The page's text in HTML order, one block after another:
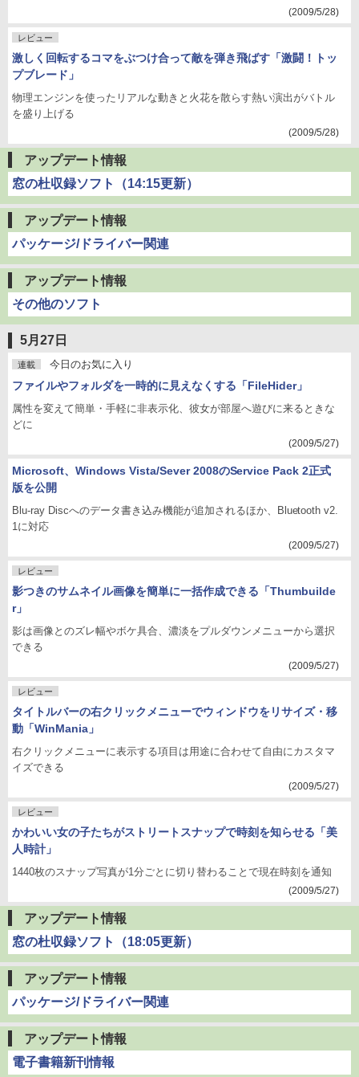
(2009/5/28)
レビュー
激しく回転するコマをぶつけ合って敵を弾き飛ばす「激闘！トッ
プブレード」
物理エンジンを使ったリアルな動きと火花を散らす熱い演出がバトル
を盛り上げる
(2009/5/28)
アップデート情報
窓の杜収録ソフト（14:15更新）
アップデート情報
パッケージ/ドライバー関連
アップデート情報
その他のソフト
5月27日
連載 今日のお気に入り
ファイルやフォルダを一時的に見えなくする「FileHider」
属性を変えて簡単・手軽に非表示化、彼女が部屋へ遊びに来るときな
どに
(2009/5/27)
Microsoft、Windows Vista/Sever 2008のService Pack 2正式
版を公開
Blu-ray Discへのデータ書き込み機能が追加されるほか、Bluetooth v2.
1に対応
(2009/5/27)
レビュー
影つきのサムネイル画像を簡単に一括作成できる「Thumbuilde
r」
影は画像とのズレ幅やボケ具合、濃淡をプルダウンメニューから選択
できる
(2009/5/27)
レビュー
タイトルバーの右クリックメニューでウィンドウをリサイズ・移
動「WinMania」
右クリックメニューに表示する項目は用途に合わせて自由にカスタマ
イズできる
(2009/5/27)
レビュー
かわいい女の子たちがストリートスナップで時刻を知らせる「美
人時計」
1440枚のスナップ写真が1分ごとに切り替わることで現在時刻を通知
(2009/5/27)
アップデート情報
窓の杜収録ソフト（18:05更新）
アップデート情報
パッケージ/ドライバー関連
アップデート情報
電子書籍新刊情報